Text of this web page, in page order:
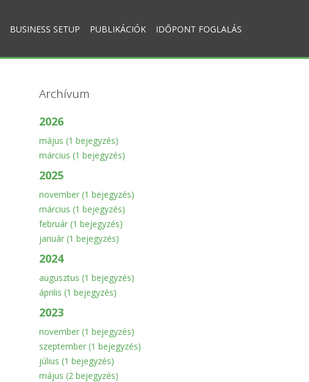
BUSINESS SETUP PUBLIKÁCIÓK IDŐPONT FOGLALÁS
Archívum
2026
május (1 bejegyzés)
március (1 bejegyzés)
2025
november (1 bejegyzés)
március (1 bejegyzés)
február (1 bejegyzés)
január (1 bejegyzés)
2024
augusztus (1 bejegyzés)
április (1 bejegyzés)
2023
november (1 bejegyzés)
szeptember (1 bejegyzés)
július (1 bejegyzés)
május (2 bejegyzés)